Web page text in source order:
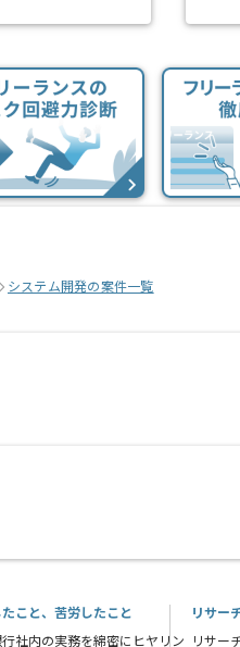
システム開発の案件一覧
こと、苦労したこと
社内の実務を綿密にヒヤリン
リサー
リサー